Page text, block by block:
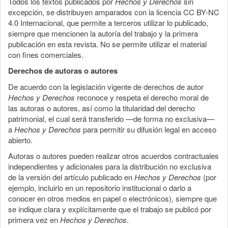
excepción, se distribuyen amparados con la licencia CC BY-NC
4.0 Internacional, que permite a terceros utilizar lo publicado,
siempre que mencionen la autoría del trabajo y la primera
publicación en esta revista. No se permite utilizar el material
con fines comerciales.
Derechos de autoras o autores
De acuerdo con la legislación vigente de derechos de autor
Hechos y Derechos reconoce y respeta el derecho moral de
las autoras o autores, así como la titularidad del derecho
patrimonial, el cual será transferido —de forma no exclusiva—
aHechos y Derechos para permitir su difusión legal en acceso
abierto.
Autoras o autores pueden realizar otros acuerdos contractuales
independientes y adicionales para la distribución no exclusiva
de la versión del artículo publicado enHechos y Derechos (por
ejemplo, incluirlo en un repositorio institucional o darlo a
conocer en otros medios en papel o electrónicos), siempre que
se indique clara y explícitamente que el trabajo se publicó por
primera vez enHechos y Derechos.